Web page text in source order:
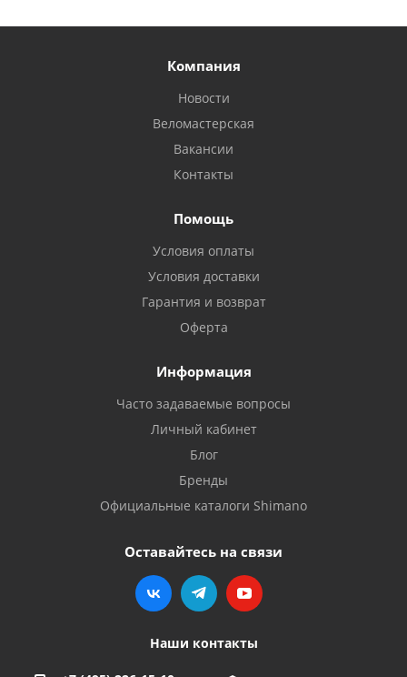
Компания
Новости
Веломастерская
Вакансии
Контакты
Помощь
Условия оплаты
Условия доставки
Гарантия и возврат
Оферта
Информация
Часто задаваемые вопросы
Личный кабинет
Блог
Бренды
Официальные каталоги Shimano
Оставайтесь на связи
Наши контакты